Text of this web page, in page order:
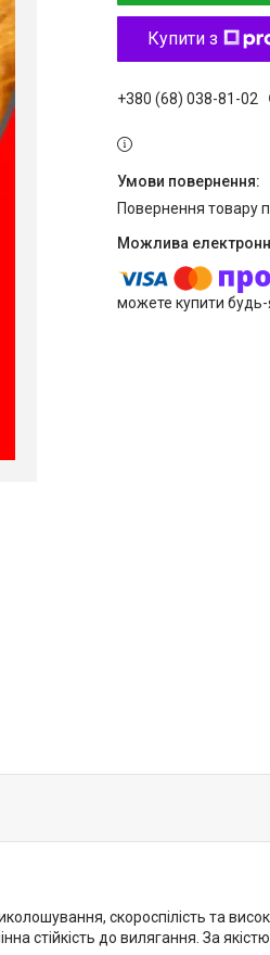
Купити з
+380 (68) 038-81-02
повернення товару
можете купити
скороспілість та
стійкість до вилягання. За